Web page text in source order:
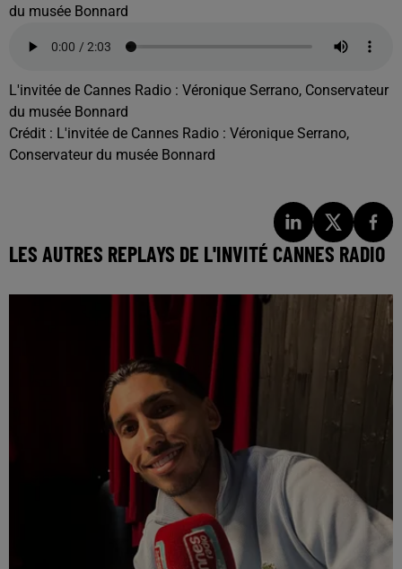
du musée Bonnard
L'invitée de Cannes Radio : Véronique Serrano, Conservateur
du musée Bonnard
Crédit : L'invitée de Cannes Radio : Véronique Serrano,
Conservateur du musée Bonnard
LES AUTRES REPLAYS DE L'INVITÉ CANNES RADIO